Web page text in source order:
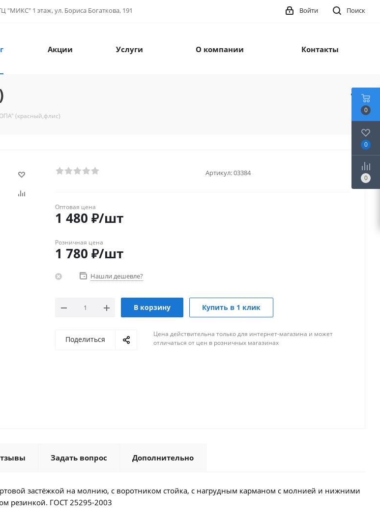
"МИКС" 1 этаж, ул. Бориса Богаткова, 191 Поиск
Войти
Акции Услуги О компании Контакты
(красный,флис)
Артикул:03384
Оптовая цена
1 480 ₽/шт
Розничная цена
1 780 ₽/шт
Нашли дешевле?
В корзину Купить в 1 клик
Поделиться
Цена действительна только для интернет-магазина и может
отличаться от цен в розничных магазинах
Задать вопрос Дополнительно
застёжкой на молнию, с воротником стойка, с нагрудным карманом с молнией и нижними
резинкой. ГОСТ 25295-2003
0
0
0